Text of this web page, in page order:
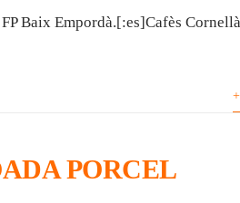
Baix Empordà.[:es]Cafès
PORCEL